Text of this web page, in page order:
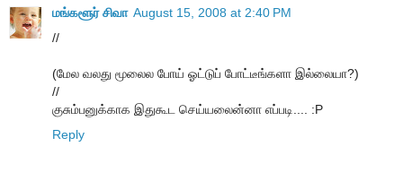
மங்களூர் சிவா August 15, 2008 at 2:40 PM
//
(மேல வலது மூலைல போய் ஓட்டுப் போட்டீங்களா இல்லையா?)
//
குசும்பனுக்காக இதுகூட செய்யலைன்னா எப்படி.... :P
Reply